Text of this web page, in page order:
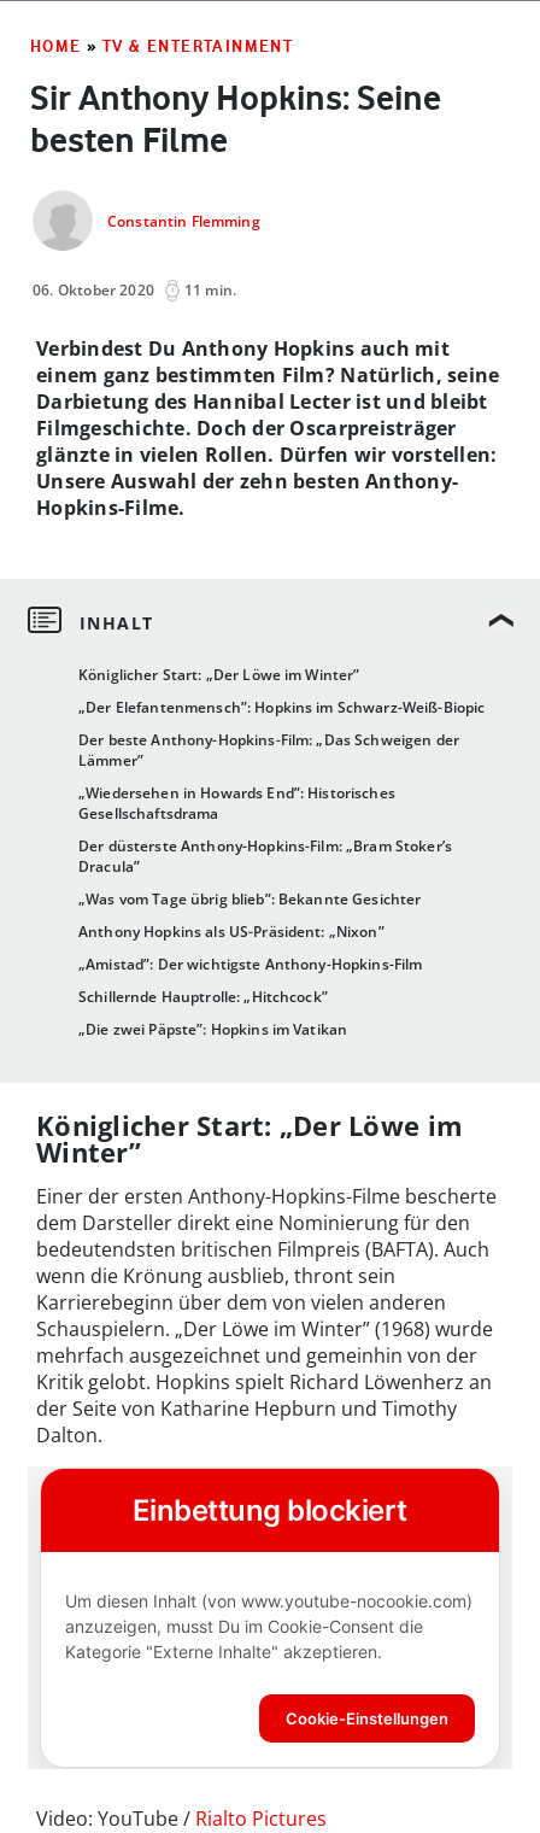
HOME » TV & ENTERTAINMENT
Sir Anthony Hopkins: Seine
besten Filme
Constantin Flemming
06. Oktober 2020 11 min.
Königlicher Start: „Der Löwe im Winter”
„Der Elefantenmensch”: Hopkins im Schwarz-Weiß-Biopic
Der beste Anthony-Hopkins-Film: „Das Schweigen der
Lämmer”
„Wiedersehen in Howards End”: Historisches
Gesellschaftsdrama
Der düsterste Anthony-Hopkins-Film: „Bram Stoker’s
Dracula”
„Was vom Tage übrig blieb”: Bekannte Gesichter
Anthony Hopkins als US-Präsident: „Nixon”
„Amistad”: Der wichtigste Anthony-Hopkins-Film
Schillernde Hauptrolle: „Hitchcock”
„Die zwei Päpste”: Hopkins im Vatikan
Verbindest Du Anthony Hopkins auch mit
einem ganz bestimmten Film? Natürlich, seine
Darbietung des Hannibal Lecter ist und bleibt
Filmgeschichte. Doch der Oscarpreisträger
glänzte in vielen Rollen. Dürfen wir vorstellen:
Unsere Auswahl der zehn besten Anthony-
Hopkins-Filme.
Königlicher Start: „Der Löwe im
Winter”
Einer der ersten Anthony-Hopkins-Filme bescherte
dem Darsteller direkt eine Nominierung für den
bedeutendsten britischen Filmpreis (BAFTA). Auch
wenn die Krönung ausblieb, thront sein
Karrierebeginn über dem von vielen anderen
Schauspielern. „Der Löwe im Winter” (1968) wurde
mehrfach ausgezeichnet und gemeinhin von der
Kritik gelobt. Hopkins spielt Richard Löwenherz an
der Seite von Katharine Hepburn und Timothy
Dalton.
Video: YouTube / Rialto Pictures